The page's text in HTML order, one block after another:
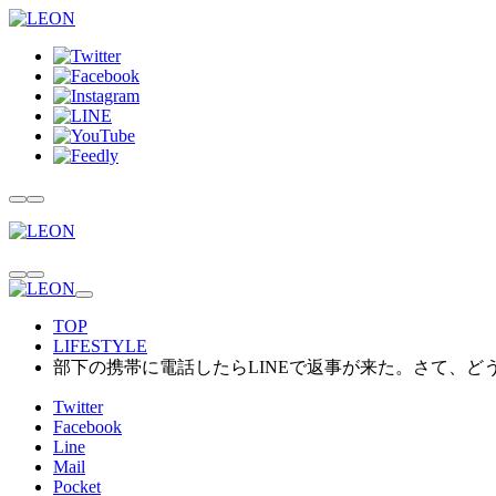
TOP
LIFESTYLE
部下の携帯に電話したらLINEで返事が来た。さて、ど
Twitter
Facebook
Line
Mail
Pocket